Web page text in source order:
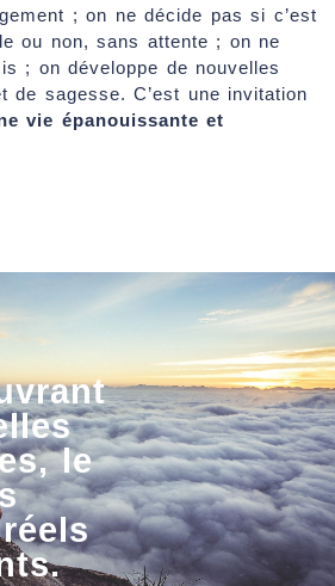
; on ne décide pas si c’est
ou non, sans attente ; on ne
; on développe de nouvelles
de sagesse. C’est une invitation
vie épanouissante et
le